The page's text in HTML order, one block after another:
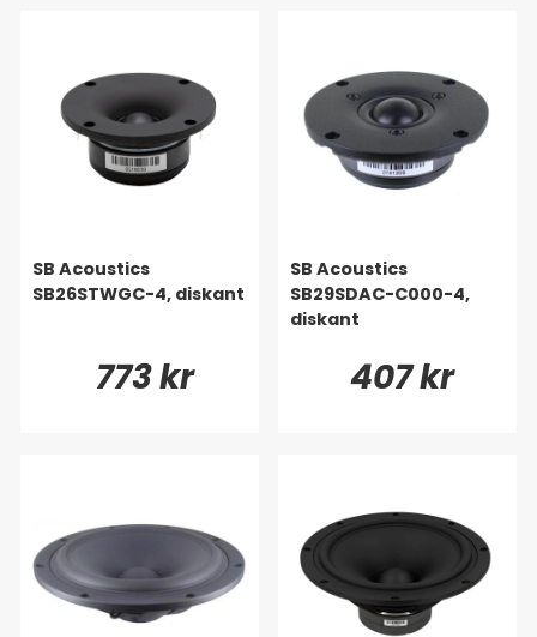
SB Acoustics
SB26STWGC-4, diskant
773 kr
SB Acoustics
SB29SDAC-C000-4,
diskant
407 kr